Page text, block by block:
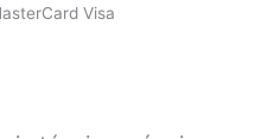
Visa